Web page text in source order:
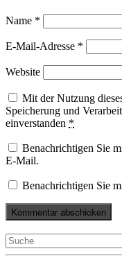
Name *
E-Mail-Adresse *
Website
Mit der Nutzung
Speicherung und
einverstanden *
Benachrichtigen Sie
E-Mail.
Benachrichtigen Sie